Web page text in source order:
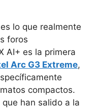
lo que realmente
foros
AI+ es la primera
Arc G3 Extreme,
compactos.
han salido a la